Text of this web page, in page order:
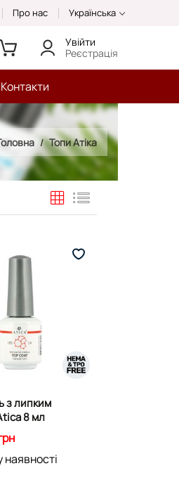
Про нас Українська
Увійти
Реєстрація
Контакти
Топи Атіка
ТаблицяСписок
з липким
8 мл